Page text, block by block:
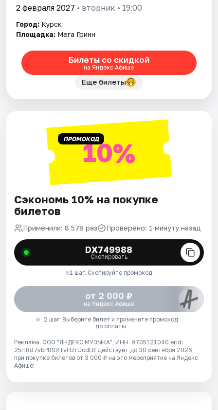
2 февраля 2027 • вторник • 19:00
Город: Курск
Площадка: Мега Гринн
Билеты со скидкой
на Яндекс Афише
Еще билеты
ПРОМОКОД10%
Сэкономь 10% на покупке
билетов
Применили: 8 578 раз Проверено: 1 минуту назад
DX749988
Скопировать
1 шаг. Скопируйте промокод
от 2 000 ₽
на Яндекс Афише
2 шаг. Выберите билет и примените промокод
до оплаты
Реклама. ООО "ЯНДЕКС МУЗЫКА", ИНН: 9705121040 erid:
25H8d7vbP8SRTvHZrUcdLB Действует до 30 сентября 2026
при покупке билетов от 3 000 ₽ на это мероприятие на Яндекс
Афише!